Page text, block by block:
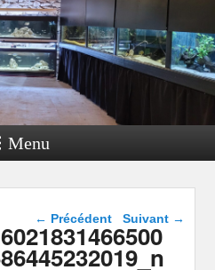
Menu
Navigation dans les
images
← Précédent Suivant →